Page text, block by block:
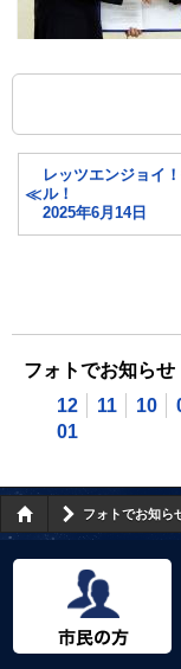
レッツエンジョイ
ル！
2025年6月14日
フォトでお知らせ
12
11 10
01
フォトでお知ら